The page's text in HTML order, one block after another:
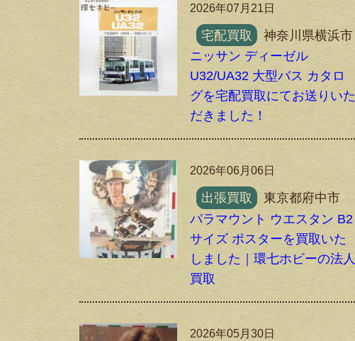
2026年07月21日
宅配買取
神奈川県横浜市
ニッサン ディーゼル
U32/UA32 大型バス カタロ
グを宅配買取にてお送りいた
だきました！
2026年06月06日
出張買取
東京都府中市
パラマウント ウエスタン B2
サイズ ポスターを買取いた
しました｜環七ホビーの法人
買取
2026年05月30日